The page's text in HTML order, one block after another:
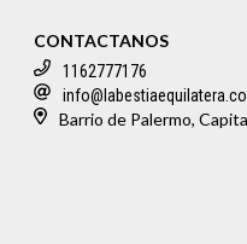
CONTACTANOS
1162777176
Barrio de Palermo,